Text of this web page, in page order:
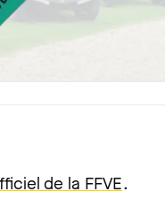
de la FFVE.